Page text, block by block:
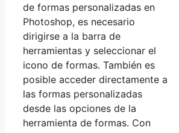
de formas personalizadas en
Photoshop, es necesario
dirigirse a la barra de
herramientas y seleccionar el
icono de formas. También es
posible acceder directamente a
las formas personalizadas
desde las opciones de la
herramienta de formas. Con